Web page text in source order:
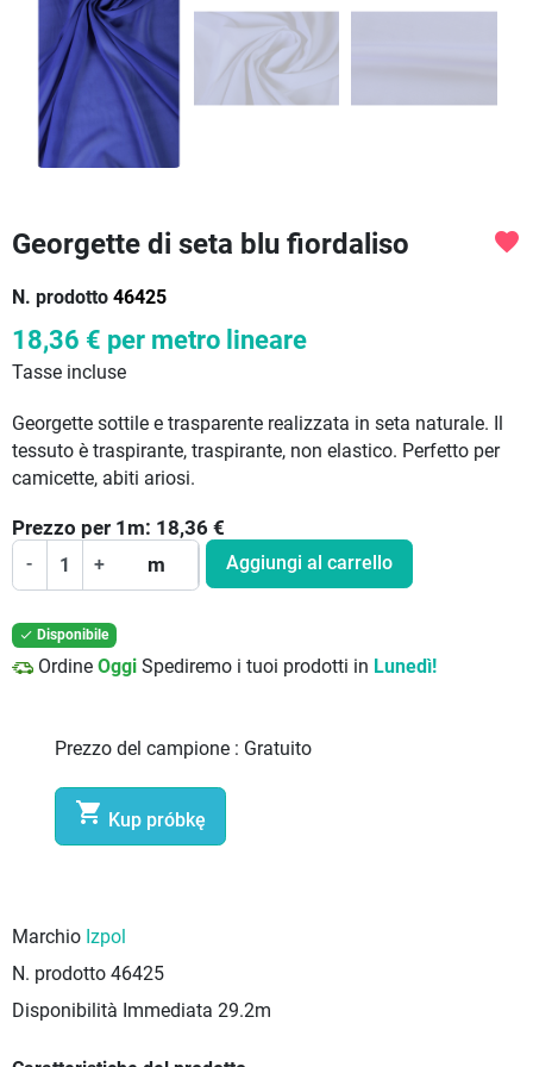
Georgette di seta blu fiordaliso
N. prodotto 46425
favorite
18,36 € per metro lineare
Tasse incluse
Georgette sottile e trasparente realizzata in seta naturale. Il
tessuto è traspirante, traspirante, non elastico. Perfetto per
camicette, abiti ariosi.
Prezzo per 1 m: 18,36 €
- + m Aggiungi al carrello
 Disponibile
Ordine Oggi Spediremo i tuoi prodotti in Lunedì!
Prezzo del campione : Gratuito
 Kup próbkę
Marchio Izpol
N. prodotto 46425
Disponibilità Immediata 29.2m